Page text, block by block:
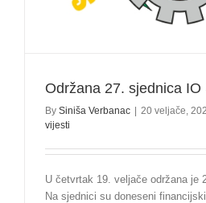
Održana 27. sjednica IO
By Siniša Verbanac | 20 veljače,
vijesti
U četvrtak 19. veljače održana je
Na sjednici su doneseni